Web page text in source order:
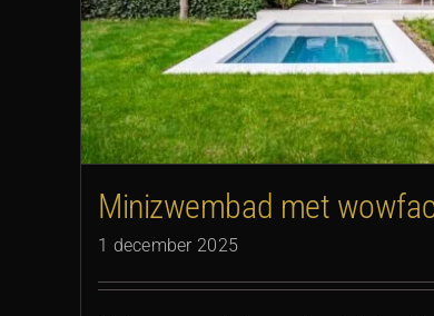
Minizwembad met
1 december 2025